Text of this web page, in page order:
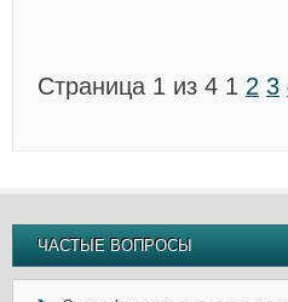
Страница 1 из 4 1 2 3
ЧАСТЫЕ ВОПРОСЫ